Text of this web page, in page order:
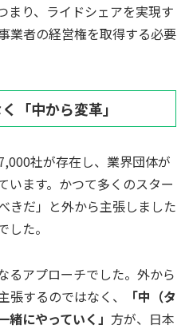
まり、ライドシェアを実現す
業者の経営権を取得する必要
「中から変革」
社が存在し、業界団体が
います。かつて多くのスター
きだ」と外から主張しました
た。
るアプローチでした。外から
張するのではなく、
「中（タ
にやっていく」 方が、日本